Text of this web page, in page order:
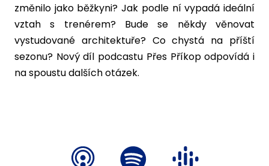
změnilo jako běžkyni? Jak podle ní vypadá ideální
vztah s trenérem? Bude se někdy věnovat
vystudované architektuře? Co chystá na příští
sezonu? Nový díl podcastu Přes Příkop odpovídá i
na spoustu dalších otázek.